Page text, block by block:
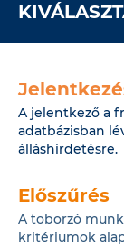
A jelentkező a
adatbázisban
álláshirdetésre.
Előszűrés
A toborzó
kritériumok